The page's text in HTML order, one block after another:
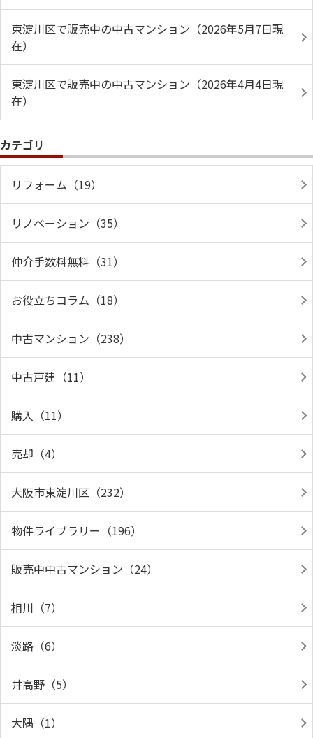
東淀川区で販売中の中古マンション（2026年5月7日現
在）
東淀川区で販売中の中古マンション（2026年4月4日現
在）
カテゴリ
リフォーム（19）
リノベーション（35）
仲介手数料無料（31）
お役立ちコラム（18）
中古マンション（238）
中古戸建（11）
購入（11）
売却（4）
大阪市東淀川区（232）
物件ライブラリー（196）
販売中中古マンション（24）
相川（7）
淡路（6）
井高野（5）
大隅（1）